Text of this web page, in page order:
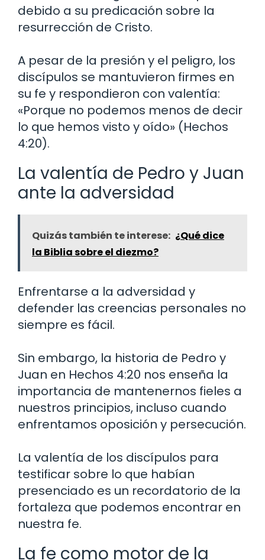
debido a su predicación sobre la
resurrección de Cristo.
A pesar de la presión y el peligro, los
discípulos se mantuvieron firmes en
su fe y respondieron con valentía:
«Porque no podemos menos de decir
lo que hemos visto y oído» (Hechos
4:20).
La valentía de Pedro y Juan
ante la adversidad
Quizás también te interese: ¿Qué dice
la Biblia sobre el diezmo?
Enfrentarse a la adversidad y
defender las creencias personales no
siempre es fácil.
Sin embargo, la historia de Pedro y
Juan en Hechos 4:20 nos enseña la
importancia de mantenernos fieles a
nuestros principios, incluso cuando
enfrentamos oposición y persecución.
La valentía de los discípulos para
testificar sobre lo que habían
presenciado es un recordatorio de la
fortaleza que podemos encontrar en
nuestra fe.
La fe como motor de la